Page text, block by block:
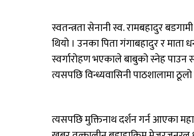
स्वतन्त्रता सेनानी स्व. रामबहादुर
थियो । उनका पिता गंगाबहादुर र माता
स्वर्गारोहण भएकाले बाबुको स्नेह
त्यसपछि विन्ध्यवासिनी पाठशालामा
त्यसपछि मुक्तिनाथ दर्शन गर्न आएका